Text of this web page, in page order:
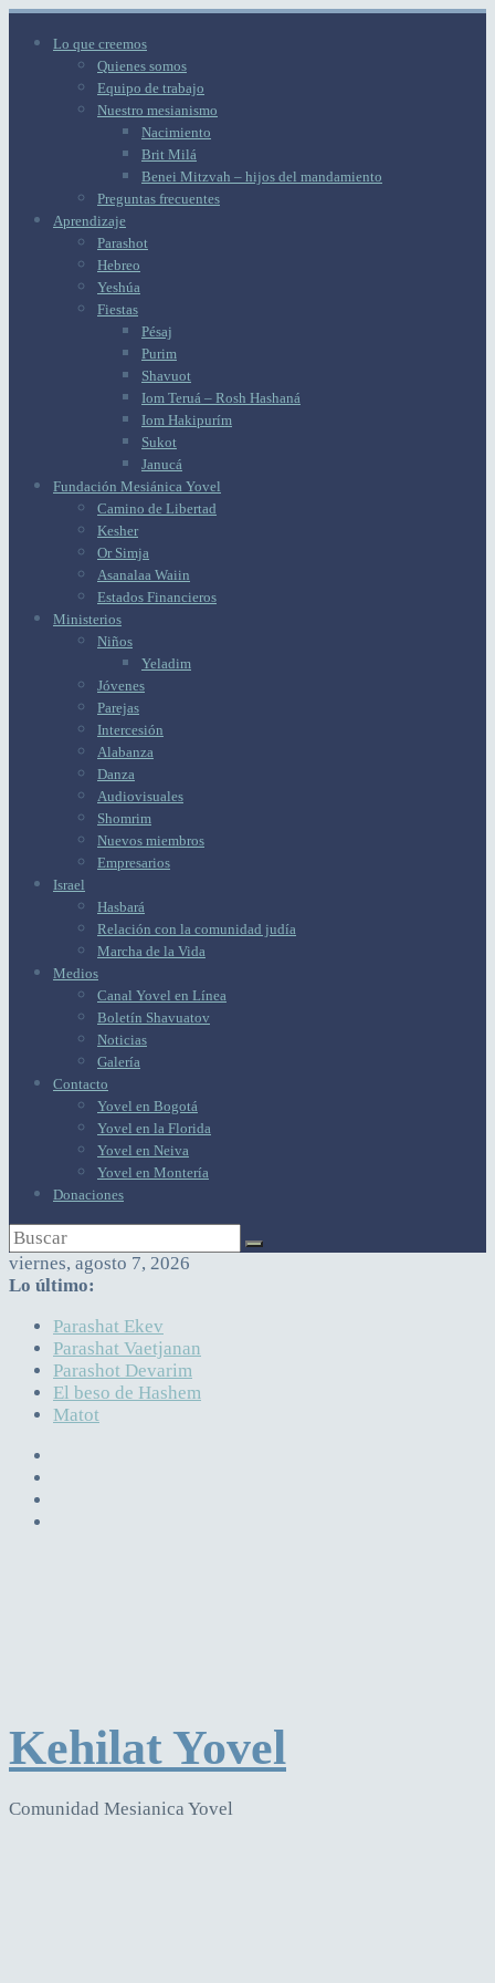
Lo que creemos
Quienes somos
Equipo de trabajo
Nuestro mesianismo
Nacimiento
Brit Milá
Benei Mitzvah – hijos del mandamiento
Preguntas frecuentes
Aprendizaje
Parashot
Hebreo
Yeshúa
Fiestas
Pésaj
Purim
Shavuot
Iom Teruá – Rosh Hashaná
Iom Hakipurím
Sukot
Janucá
Fundación Mesiánica Yovel
Camino de Libertad
Kesher
Or Simja
Asanalaa Waiin
Estados Financieros
Ministerios
Niños
Yeladim
Jóvenes
Parejas
Intercesión
Alabanza
Danza
Audiovisuales
Shomrim
Nuevos miembros
Empresarios
Israel
Hasbará
Relación con la comunidad judía
Marcha de la Vida
Medios
Canal Yovel en Línea
Boletín Shavuatov
Noticias
Galería
Contacto
Yovel en Bogotá
Yovel en la Florida
Yovel en Neiva
Yovel en Montería
Donaciones
viernes, agosto 7, 2026
Lo último:
Parashat Ekev
Parashat Vaetjanan
Parashot Devarim
El beso de Hashem
Matot
Kehilat Yovel
Comunidad Mesianica Yovel